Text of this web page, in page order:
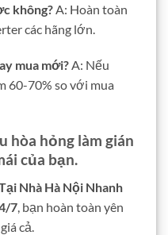
không? A: Hoàn toàn
các hãng lớn.
mua mới?A: Nếu
60-70% so với mua
hòa hỏng làm gián
của bạn.
Nhà Hà Nội Nhanh
7, bạn hoàn toàn yên
cả.